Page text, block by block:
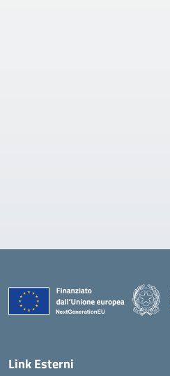
Link Esterni